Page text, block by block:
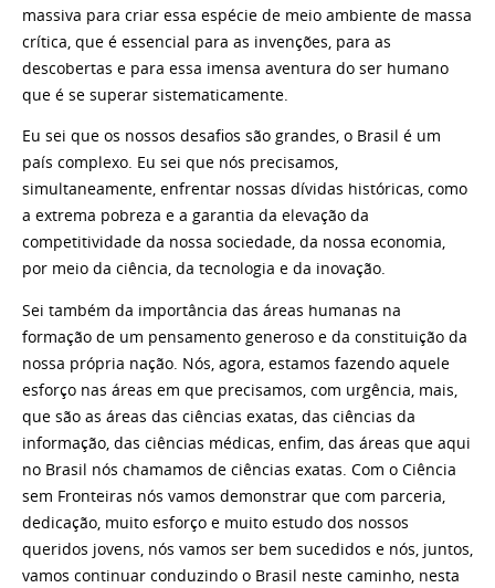
massiva para criar essa espécie de meio ambiente de massa
crítica, que é essencial para as invenções, para as
descobertas e para essa imensa aventura do ser humano
que é se superar sistematicamente.
Eu sei que os nossos desafios são grandes, o Brasil é um
país complexo. Eu sei que nós precisamos,
simultaneamente, enfrentar nossas dívidas históricas, como
a extrema pobreza e a garantia da elevação da
competitividade da nossa sociedade, da nossa economia,
por meio da ciência, da tecnologia e da inovação.
Sei também da importância das áreas humanas na
formação de um pensamento generoso e da constituição da
nossa própria nação. Nós, agora, estamos fazendo aquele
esforço nas áreas em que precisamos, com urgência, mais,
que são as áreas das ciências exatas, das ciências da
informação, das ciências médicas, enfim, das áreas que aqui
no Brasil nós chamamos de ciências exatas. Com o Ciência
sem Fronteiras nós vamos demonstrar que com parceria,
dedicação, muito esforço e muito estudo dos nossos
queridos jovens, nós vamos ser bem sucedidos e nós, juntos,
vamos continuar conduzindo o Brasil neste caminho, nesta